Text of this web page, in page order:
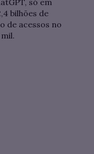
bilhões de
de acessos no